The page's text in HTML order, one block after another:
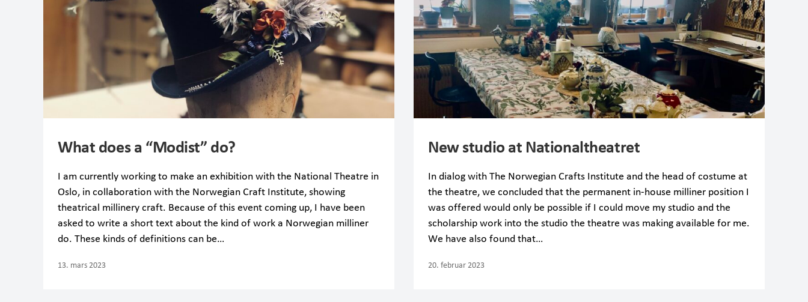
What does a “Modist” do?
I am currently working to make an exhibition with the National Theatre in
Oslo, in collaboration with the Norwegian Craft Institute, showing
theatrical millinery craft. Because of this event coming up, I have been
asked to write a short text about the kind of work a Norwegian milliner
do. These kinds of definitions can be…
13. mars 2023
New studio at Nationaltheatret
In dialog with The Norwegian Crafts Institute and the head of costume at
the theatre, we concluded that the permanent in-house milliner position I
was offered would only be possible if I could move my studio and the
scholarship work into the studio the theatre was making available for me.
We have also found that…
20. februar 2023